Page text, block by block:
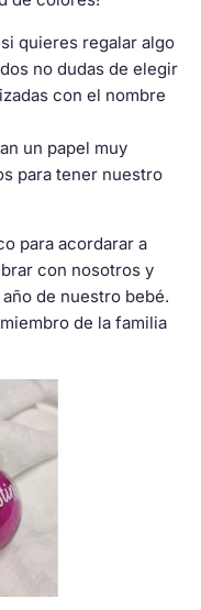
quieres regalar algo
no dudas de elegir
con el nombre
un papel muy
para tener nuestro
para acordarar a
con nosotros y
de nuestro bebé.
de la familia